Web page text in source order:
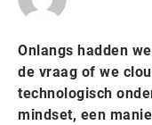
Onlangs hadden
de vraag of we
technologisch
mindset, een